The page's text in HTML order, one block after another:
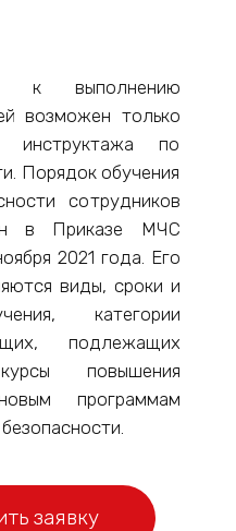
к выполнению
возможен только
инструктажа по
Порядок обучения
сотрудников
в Приказе МЧС
2021 года. Его
виды, сроки и
категории
подлежащих
повышения
программам
и рядовые
обучены на всех
заявку